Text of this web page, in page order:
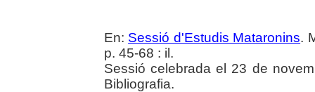
En: Sessió d'Estudis Mataronins.
p. 45-68 : il.
Sessió celebrada el 23 de
Bibliografia.